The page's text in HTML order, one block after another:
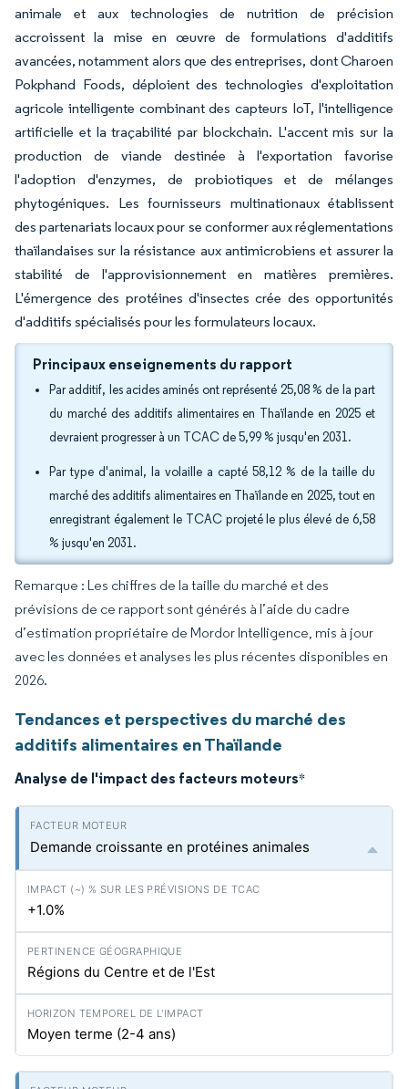
animale et aux technologies de nutrition de précision
accroissent la mise en œuvre de formulations d'additifs
avancées, notamment alors que des entreprises, dont Charoen
Pokphand Foods, déploient des technologies d'exploitation
agricole intelligente combinant des capteurs IoT, l'intelligence
artificielle et la traçabilité par blockchain. L'accent mis sur la
production de viande destinée à l'exportation favorise
l'adoption d'enzymes, de probiotiques et de mélanges
phytogéniques. Les fournisseurs multinationaux établissent
des partenariats locaux pour se conformer aux réglementations
thaïlandaises sur la résistance aux antimicrobiens et assurer la
stabilité de l'approvisionnement en matières premières.
L'émergence des protéines d'insectes crée des opportunités
d'additifs spécialisés pour les formulateurs locaux.
Principaux enseignements du rapport
Par additif, les acides aminés ont représenté 25,08 % de la part
du marché des additifs alimentaires en Thaïlande en 2025 et
devraient progresser à un TCAC de 5,99 % jusqu'en 2031.
Par type d'animal, la volaille a capté 58,12 % de la taille du
marché des additifs alimentaires en Thaïlande en 2025, tout en
enregistrant également le TCAC projeté le plus élevé de 6,58
% jusqu'en 2031.
Remarque : Les chiffres de la taille du marché et des
prévisions de ce rapport sont générés à l’aide du cadre
d’estimation propriétaire de Mordor Intelligence, mis à jour
avec les données et analyses les plus récentes disponibles en
2026.
Tendances et perspectives du marché des
additifs alimentaires en Thaïlande
Analyse de l'impact des facteurs moteurs*
Demande croissante en protéines animales
+1.0%
Régions du Centre et de l'Est
Moyen terme (2-4 ans)